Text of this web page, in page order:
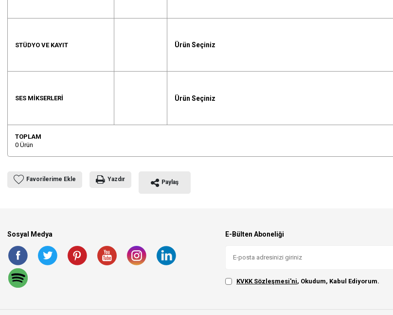
STÜDYO VE KAYIT Ürün Seçiniz
SES MIKSERLERI Ürün Seçiniz
TOPLAM
0 Ürün
Favorilerime Ekle Yazdır Paylaş
Sosyal Medya E-Bülten Aboneliği
KVKK Sözleşmesi'ni, Okudum, Kabul Ediyorum.